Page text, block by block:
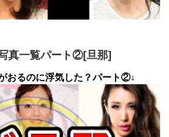
真一覧パート②[旦那]
おるのに浮気した？パート②↓